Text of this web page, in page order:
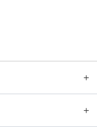
＋
＋